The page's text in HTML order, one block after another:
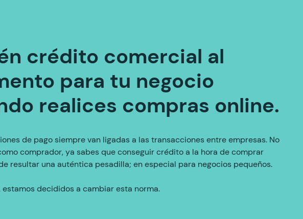
crédito comercial al
para tu negocio
realices compras online.
de pago siempre van ligadas a las transacciones entre empresas. No
comprador, ya sabes que conseguir crédito a la hora de comprar
resultar una auténtica pesadilla; en especial para negocios pequeños.
estamos decididos a cambiar esta norma.